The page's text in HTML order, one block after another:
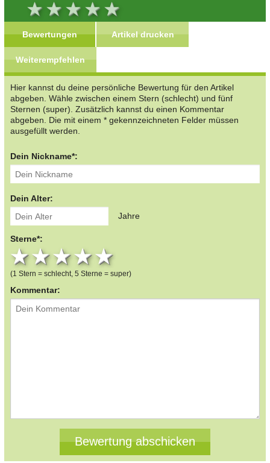
Bewertungen Artikel drucken
Weiterempfehlen
Hier kannst du deine persönliche Bewertung für den Artikel
abgeben. Wähle zwischen einem Stern (schlecht) und fünf
Sternen (super). Zusätzlich kannst du einen Kommentar
abgeben. Die mit einem * gekennzeichneten Felder müssen
ausgefüllt werden.
Dein Nickname*:
Dein Alter:
Jahre
Sterne*:
4 stars
3 stars
2 stars
1 star
(1 Stern = schlecht, 5 Sterne = super)
Kommentar: